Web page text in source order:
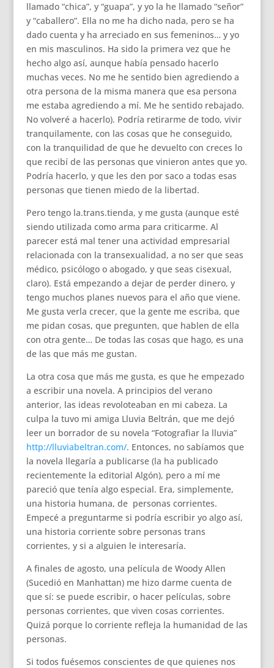
llamado “chica”, y “guapa”, y yo la he llamado “señor”
y “caballero”. Ella no me ha dicho nada, pero se ha
dado cuenta y ha arreciado en sus femeninos… y yo
en mis masculinos. Ha sido la primera vez que he
hecho algo así, aunque había pensado hacerlo
muchas veces. No me he sentido bien agrediendo a
otra persona de la misma manera que esa persona
me estaba agrediendo a mí. Me he sentido rebajado.
No volveré a hacerlo). Podría retirarme de todo, vivir
tranquilamente, con las cosas que he conseguido,
con la tranquilidad de que he devuelto con creces lo
que recibí de las personas que vinieron antes que yo.
Podría hacerlo, y que les den por saco a todas esas
personas que tienen miedo de la libertad.
Pero tengo la.trans.tienda, y me gusta (aunque esté
siendo utilizada como arma para criticarme. Al
parecer está mal tener una actividad empresarial
relacionada con la transexualidad, a no ser que seas
médico, psicólogo o abogado, y que seas cisexual,
claro). Está empezando a dejar de perder dinero, y
tengo muchos planes nuevos para el año que viene.
Me gusta verla crecer, que la gente me escriba, que
me pidan cosas, que pregunten, que hablen de ella
con otra gente… De todas las cosas que hago, es una
de las que más me gustan.
La otra cosa que más me gusta, es que he empezado
a escribir una novela. A principios del verano
anterior, las ideas revoloteaban en mi cabeza. La
culpa la tuvo mi amiga Lluvia Beltrán, que me dejó
leer un borrador de su novela “Fotografiar la lluvia”
http://lluviabeltran.com/. Entonces, no sabíamos que
la novela llegaría a publicarse (la ha publicado
recientemente la editorial Algón), pero a mí me
pareció que tenía algo especial. Era, simplemente,
una historia humana, de personas corrientes.
Empecé a preguntarme si podría escribir yo algo así,
una historia corriente sobre personas trans
corrientes, y si a alguien le interesaría.
A finales de agosto, una película de Woody Allen
(Sucedió en Manhattan) me hizo darme cuenta de
que sí: se puede escribir, o hacer películas, sobre
personas corrientes, que viven cosas corrientes.
Quizá porque lo corriente refleja la humanidad de las
personas.
Si todos fuésemos conscientes de que quienes nos